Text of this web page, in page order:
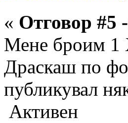
« Отговор #5
Мене броим 1
Драскаш по
публикувал
Активен